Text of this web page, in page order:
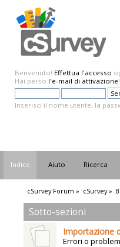
Benvenuto! Effettua l'accesso
Hai perso l'e-mail di attivazione?
Inserisci il nome utente, la
Indice Aiuto Ricerca
cSurvey Forum » cSurvey»
Sotto-sezioni
Importazione
Errori o